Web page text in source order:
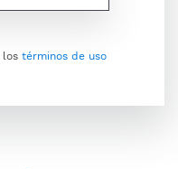
los términos de uso